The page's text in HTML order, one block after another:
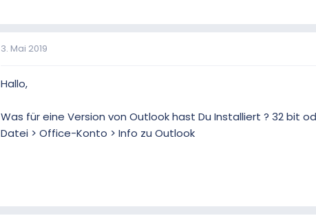
3. Mai 2019
Hallo,
Was für eine Version von Outlook hast Du Installiert ? 32 bit
Datei > Office-Konto > Info zu Outlook